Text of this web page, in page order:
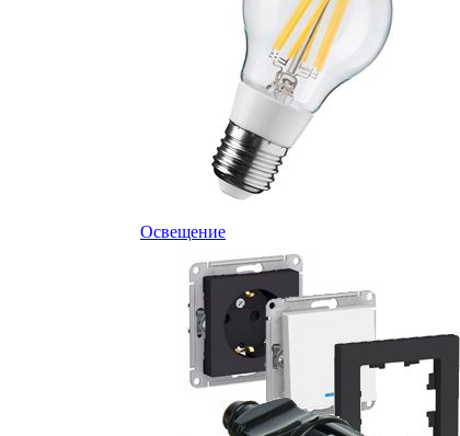
Освещение